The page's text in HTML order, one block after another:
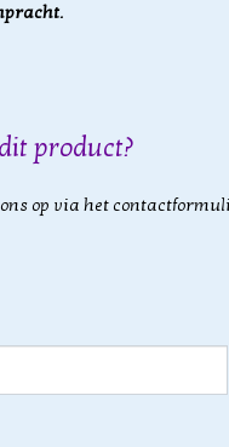
product?
op via het